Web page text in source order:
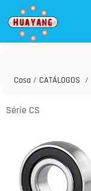
Casa / CATÁLOGOS /
Série CS